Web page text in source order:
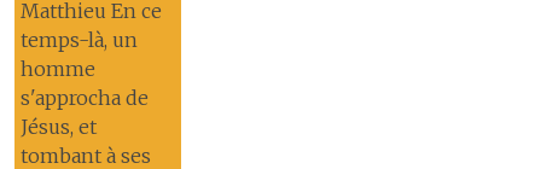
Matthieu En ce
temps-là, un
homme
s'approcha de
Jésus, et
tombant à ses